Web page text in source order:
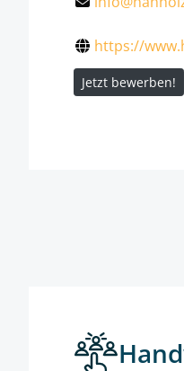
https://
Jetzt bewerben!